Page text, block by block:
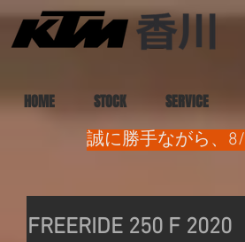
HOME STOCK SERVICE
誠に勝手ながら、
FREERIDE 250 F 2020